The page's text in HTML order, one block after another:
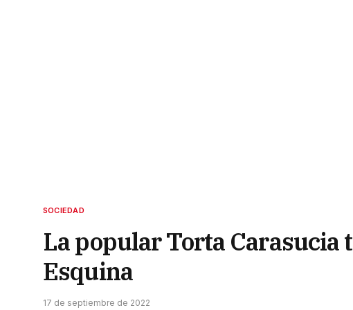
SOCIEDAD
La popular Torta Carasucia
Esquina
17 de septiembre de 2022